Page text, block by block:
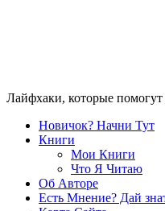
Лайфхаки, которые
Новичок? Начни Тут
Книги
Мои Книги
Что Я Читаю
Об Авторе
Есть Мнение? Дай